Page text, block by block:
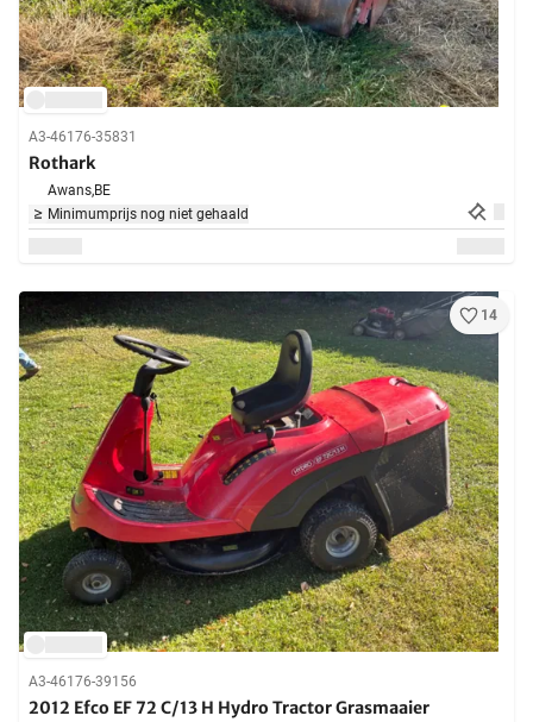
A3-46176-35831
Rothark
Awans,BE
Minimumprijs nog niet gehaald
14
A3-46176-39156
2012 Efco EF 72 C/13 H Hydro Tractor Grasmaaier